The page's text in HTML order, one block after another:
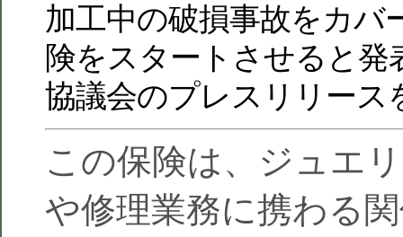
加工中の破損事故をカバ
険をスタートさせると発
協議会のプレスリリース
この保険は、ジュエ
や修理業務に携わる